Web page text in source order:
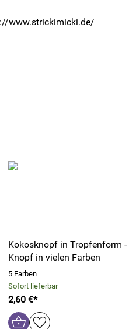
www.strickimicki.de/
Kokosknopf in Tropfenform -
Knopf in vielen Farben
5 Farben
Sofort lieferbar
2,60 €*